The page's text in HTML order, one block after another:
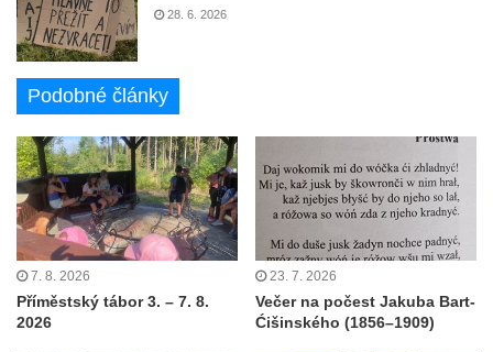
28. 6. 2026
Podobné články
7. 8. 2026
Příměstský tábor 3. – 7. 8.
2026
23. 7. 2026
Večer na počest Jakuba Bart-
Ćišinského (1856–1909)